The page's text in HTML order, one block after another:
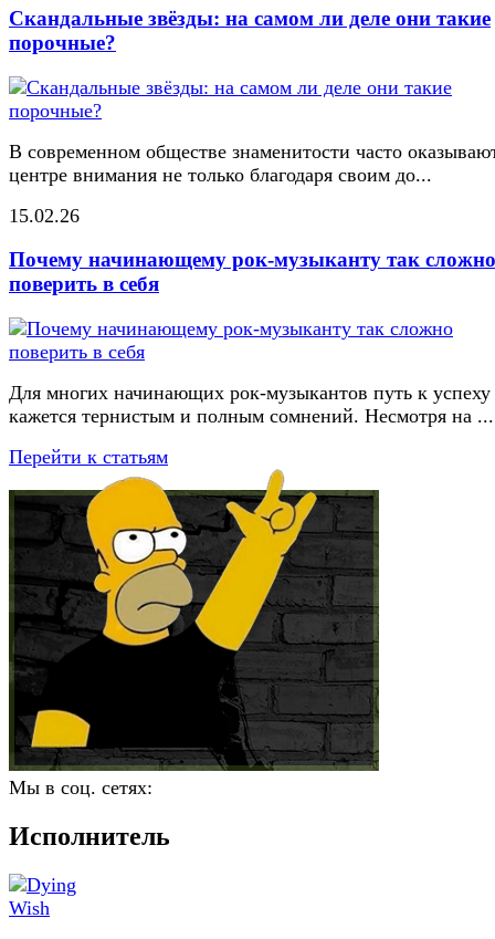
Скандальные звёзды: на самом ли деле они такие
порочные?
В современном обществе знаменитости часто
центре внимания не только благодаря своим до...
15.02.26
Почему начинающему рок-музыканту так сложно
поверить в себя
Для многих начинающих рок-музыкантов путь к успеху
кажется тернистым и полным сомнений. Несмотря на ...
Перейти к статьям
Мы в соц. сетях:
Исполнитель